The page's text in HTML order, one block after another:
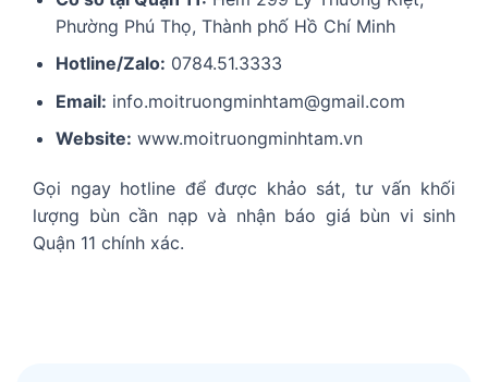
Phường Phú Thọ, Thành phố Hồ Chí Minh
Hotline/Zalo: 0784.51.3333
Email: info.moitruongminhtam@gmail.com
Website: www.moitruongminhtam.vn
Gọi ngay hotline để được khảo sát, tư vấn khối
lượng bùn cần nạp và nhận báo giá bùn vi sinh
Quận 11 chính xác.